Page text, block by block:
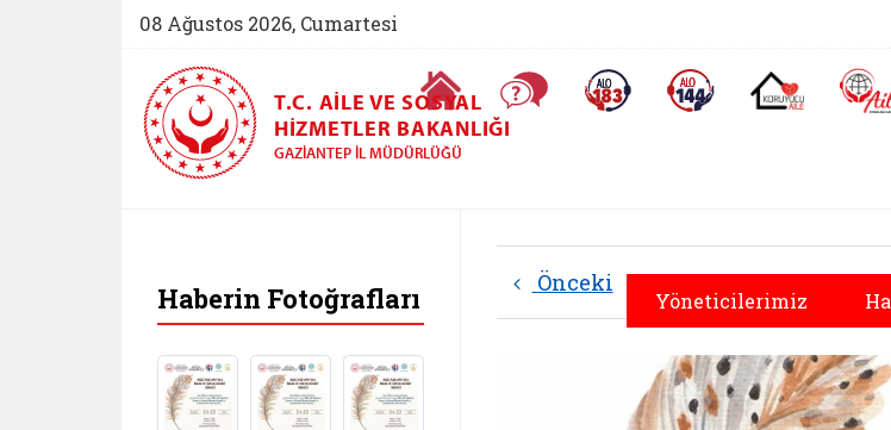
08 Ağustos 2026, Cumartesi
Ana Sayfa Sıkça Sorulan SorularAlo 183 (yeni sekmede açılır)
Alo 144 (yeni sekmede
Koruyucu
T.C. AILE VE SOSYAL
HIZMETLER BAKANLIĞI
GAZIANTEP İL MÜDÜRLÜĞÜ
Yöneticilerimiz
Önceki
Haberin Fotoğrafları